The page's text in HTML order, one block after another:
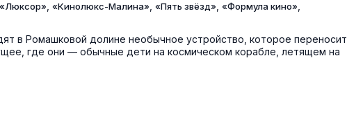
«Люксор» «Кинолюкс-Малина» «Пять звёзд» «Формула кино»
в Ромашковой долине необычное устройство, которое переносит
где они — обычные дети на космическом корабле, летящем на